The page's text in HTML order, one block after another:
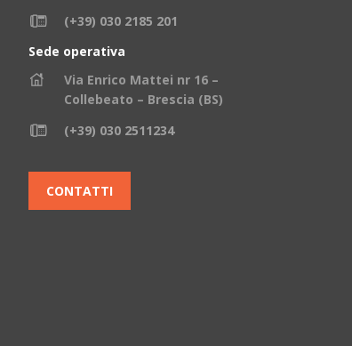
(+39) 030 2185 201
Sede operativa
Via Enrico Mattei nr 16 –
Collebeato – Brescia (BS)
(+39) 030 2511234
CONTATTI